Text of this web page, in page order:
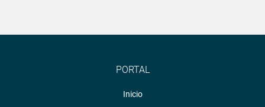
PORTAL
Inicio